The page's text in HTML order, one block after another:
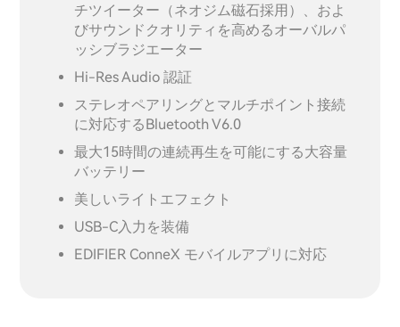
チツイーター（ネオジム磁石採用）、およ
びサウンドクオリティを高めるオーバルパ
ッシブラジエーター
Hi-Res Audio 認証
ステレオペアリングとマルチポイント接続
に対応するBluetooth V6.0
最大15時間の連続再生を可能にする大容量
バッテリー
美しいライトエフェクト
USB-C入力を装備
EDIFIER ConneX モバイルアプリに対応